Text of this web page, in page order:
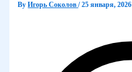
ByИгорь Соколов/25 января, 2026